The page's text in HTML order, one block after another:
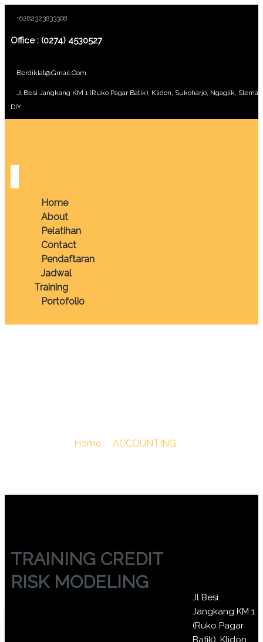
+6282323833308
Office : (0274) 4530527
Berdiklat@gmail.com
Jl Besi Jangkang KM 1 (Ruko Pagar Batik), Klidon, Sukoharjo, Ngaglik,
DIY
Home
About
Pelatihan
Contact
Pendaftaran
Jadwal
Training
Portofolio
Home ACCOUNTING
TRAINING CREDIT
RISK MODELING
Jl Besi
Jangkang KM 1
(Ruko Pagar
Batik), Klidon,